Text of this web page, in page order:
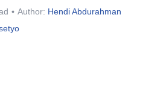
Author: Hendi Abdurahman